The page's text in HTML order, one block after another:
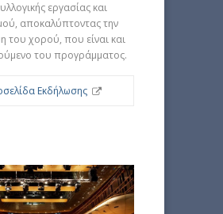
εργασίας και
αποκαλύπτοντας την
του χορού, που είναι και
του προγράμματος.
Εκδήλωσης